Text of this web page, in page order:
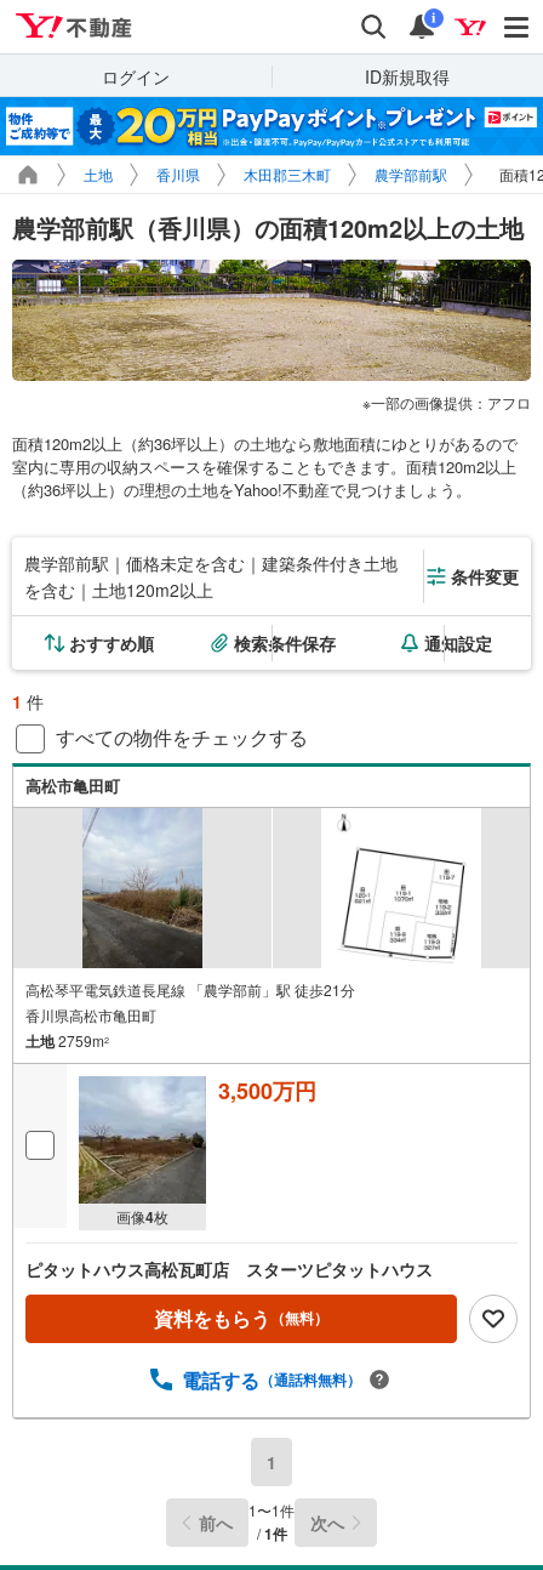
検索 通知
i
ログイン ID新規取得
土地 香川県 木田郡三木町 農学部前駅 面積
農学部前駅（香川県）の面積120m2以上の土地
一部の画像提供：アフロ
面積120m2以上（約36坪以上）の土地なら敷地面積にゆとりがあるので
室内に専用の収納スペースを確保することもできます。面積120m2以上
（約36坪以上）の理想の土地をYahoo!不動産で見つけましょう。
農学部前駅｜価格未定を含む｜建築条件付き土地
を含む｜土地120m2以上
条件変更
おすすめ順 検索条件保存 通知設定
1 件
すべての物件をチェックする
高松市亀田町
高松琴平電気鉄道長尾線 「農学部前」駅 徒歩21分
香川県高松市亀田町
土地2759m2
画像4枚
3,500万円
ピタットハウス高松瓦町店 スターツピタットハウス
資料をもらう （無料）
電話する （通話料無料）
1
前へ 1〜1件
/1件 次へ